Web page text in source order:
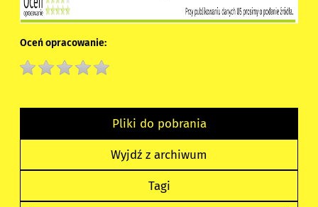
Oceń opracowanie:
Pliki do pobrania
Wyjdź z archiwum
Tagi